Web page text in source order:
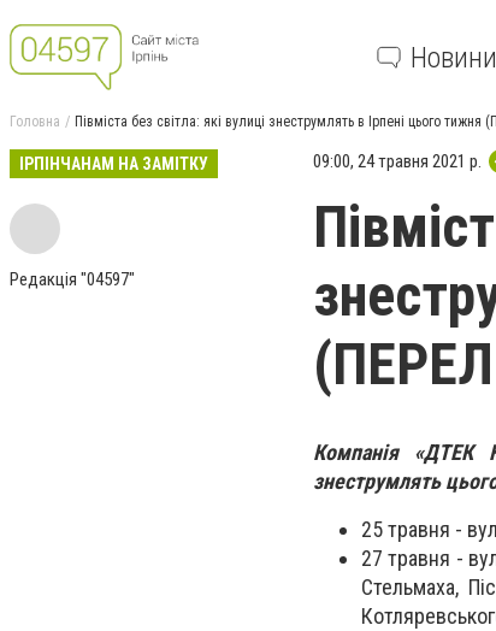
Новини
Головна Півміста без світла: які вулиці знеструмлять в Ірпені цього тижня
ІРПІНЧАНАМ НА ЗАМІТКУ
Редакція "04597"
09:00, 24 травня 2021 р.
Компанія «ДТЕК
знеструмлять
25 травня -
27 травня -
Стельмаха,